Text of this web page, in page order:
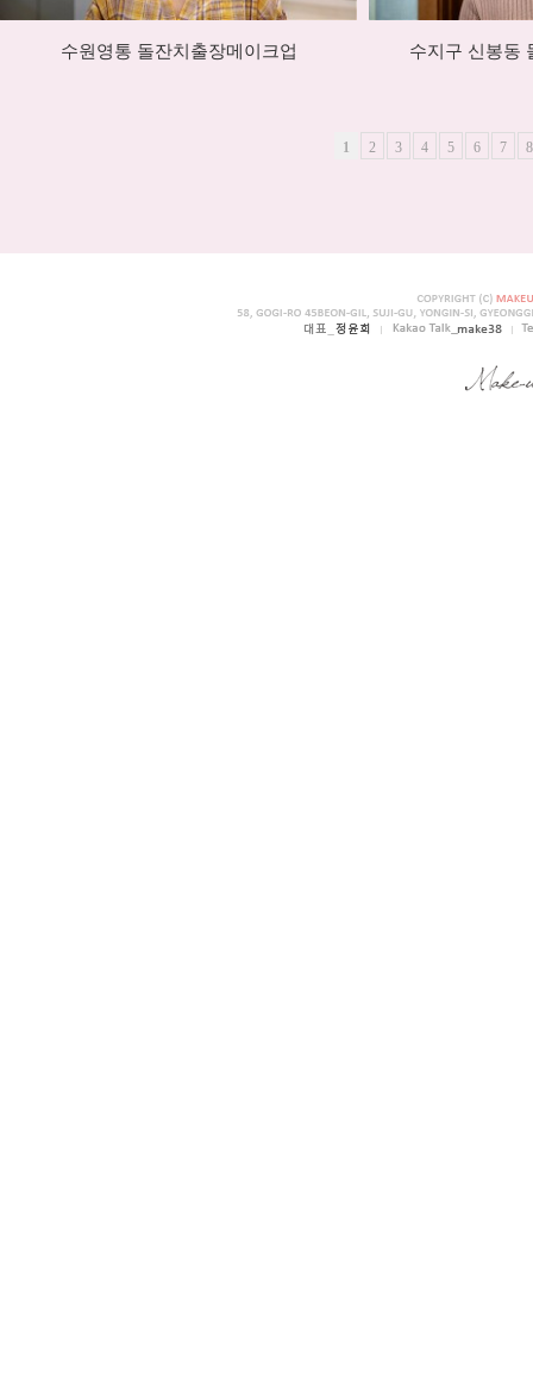
수원영통 돌잔치출장메이크업 수지구 신봉동
1 2 3 4 5 6 7 8